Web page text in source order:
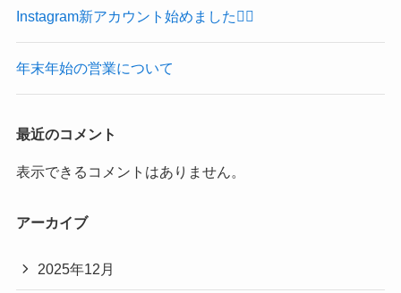
Instagram新アカウント始めました🙂‍↕️
年末年始の営業について
最近のコメント
表示できるコメントはありません。
アーカイブ
2025年12月